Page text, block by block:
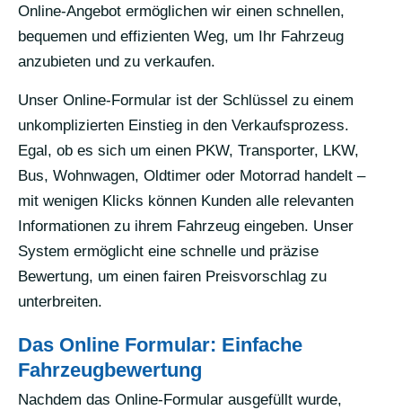
Online-Angebot ermöglichen wir einen schnellen,
bequemen und effizienten Weg, um Ihr Fahrzeug
anzubieten und zu verkaufen.
Unser Online-Formular ist der Schlüssel zu einem
unkomplizierten Einstieg in den Verkaufsprozess.
Egal, ob es sich um einen PKW, Transporter, LKW,
Bus, Wohnwagen, Oldtimer oder Motorrad handelt –
mit wenigen Klicks können Kunden alle relevanten
Informationen zu ihrem Fahrzeug eingeben. Unser
System ermöglicht eine schnelle und präzise
Bewertung, um einen fairen Preisvorschlag zu
unterbreiten.
Das Online Formular: Einfache
Fahrzeugbewertung
Nachdem das Online-Formular ausgefüllt wurde,